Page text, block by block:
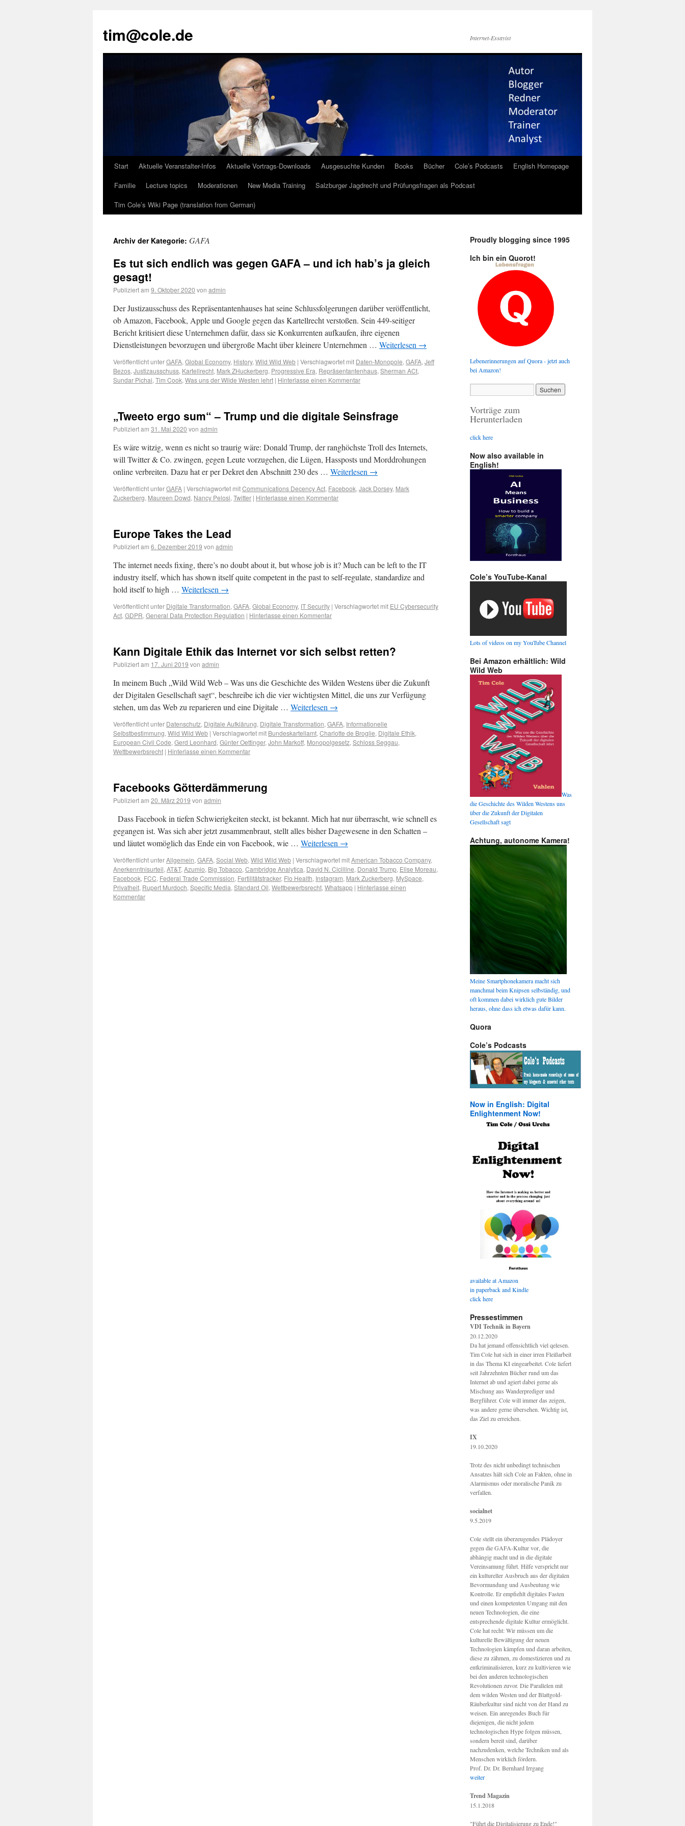
tim@cole.de Internet-Essayist
Start Aktuelle Veranstalter-Infos Aktuelle Vortrags-Downloads Ausgesuchte Kunden Books Bücher Cole’s Podcasts
English Homepage
Familie
Lecture topics Moderationen New Media Training
Salzburger Jagdrecht und Prüfungsfragen als Podcast
Tim Cole’s Wiki Page (translation from German)
Archiv der Kategorie: GAFA
Es tut sich endlich was gegen GAFA – und ich hab’s ja gleich
gesagt!
Publiziert am 9. Oktober 2020 von admin
Der Justizausschuss des Repräsentantenhauses hat seine Schlussfolgerungen darüber veröffentlicht,
ob Amazon, Facebook, Apple und Google gegen das Kartellrecht verstoßen. Sein 449-seitiger
Bericht kritisiert diese Unternehmen dafür, dass sie Konkurrenten aufkaufen, ihre eigenen
Dienstleistungen bevorzugen und übergroße Macht über kleinere Unternehmen … Weiterlesen →
Veröffentlicht unterGAFA, Global Economy, History, Wild Wild Web | Verschlagwortet mit Daten-Monopole, GAFA, Jeff
Bezos, Justizausschuss, Kartellrecht, Mark ZHuckerberg, Progressive Era, Repräsentantenhaus, Sherman ACt,
Sundar Pichai, Tim Cook, Was uns der Wilde Westen lehrt | Hinterlasse einen Kommentar
„Tweeto ergo sum“ – Trump und die digitale Seinsfrage
Publiziert am 31. Mai 2020 von admin
Es wäre witzig, wenn es nicht so traurig wäre: Donald Trump, der ranghöchste Troll des Internets,
will Twitter & Co. zwingen, gegen Leute vorzugehen, die Lügen, Hassposts und Morddrohungen
online verbreiten. Dazu hat er per Dekret den Abschnitt 230 des … Weiterlesen →
Veröffentlicht unterGAFA | Verschlagwortet mitCommunications Decency Act, Facebook, Jack Dorsey, Mark
Zuckerberg, Maureen Dowd, Nancy Pelosi, Twitter | Hinterlasse einen Kommentar
Europe Takes the Lead
Publiziert am 6. Dezember 2019 von admin
The internet needs fixing, there’s no doubt about it, but whose job is it? Much can be left to the IT
industry itself, which has shown itself quite competent in the past to self-regulate, standardize and
hold itself to high … Weiterlesen →
Veröffentlicht unter Digitale Transformation, GAFA, Global Economy, IT Security | Verschlagwortet mit EU Cybersecurity
Act, GDPR, General Data Protection Regulation | Hinterlasse einen Kommentar
Kann Digitale Ethik das Internet vor sich selbst retten?
Publiziert am 17. Juni 2019 von admin
In meinem Buch „Wild Wild Web – Was uns die Geschichte des Wilden Westens über die Zukunft
der Digitalen Gesellschaft sagt“, beschreibe ich die vier wichtigsten Mittel, die uns zur Verfügung
stehen, um das Web zu reparieren und eine Digitale … Weiterlesen →
Veröffentlicht unter Datenschutz, Digitale Aufklärung, Digitale Transformation, GAFA, Informationelle
Selbstbestimmung, Wild Wild Web | Verschlagwortet mit Bundeskartellamt, Charlotte de Broglie, Digitale Ethik,
European Civil Code, Gerd Leonhard, Günter Oettinger, John Markoff, Monopolgesetz, Schloss Seggau,
Wettbewerbsrecht | Hinterlasse einen Kommentar
Facebooks Götterdämmerung
Publiziert am 20. März 2019 von admin
Dass Facebook in tiefen Schwierigkeiten steckt, ist bekannt. Mich hat nur überrascht, wie schnell es
gegangen ist. Was sich aber jetzt zusammenbraut, stellt alles bisher Dagewesene in den Schatten –
und läutet womöglich das Ende ein von Facebook, wie … Weiterlesen →
Veröffentlicht unterAllgemein, GAFA, Social Web, Wild Wild Web | Verschlagwortet mitAmerican Tobacco Company,
Anerkenntnisurteil, AT&T, Azumio, Big Tobacco, Cambridge Analytica, David N. Cicilline, Donald Trump, Elise Moreau,
Facebook, FCC, Federal Trade Commission, Fertilitätstracker, Flo Health, Instagram, Mark Zuckerberg, MySpace,
Privatheit, Rupert Murdoch, Specific Media, Standard Oil, Wettbewerbsrecht, Whatsapp | Hinterlasse einen
Kommentar
Proudly blogging since 1995
Ich bin ein Quorot!
Lebenerinnerungen auf Quora - jetzt auch
bei Amazon!
Vorträge zum
Herunterladen
click here
Now also available in
English!
Cole’s YouTube-Kanal
Lots of videos on my YouTube Channel
Bei Amazon erhältlich: Wild
Wild Web
Was
die Geschichte des Wilden Westens uns
über die Zukunft der Digitalen
Gesellschaft sagt
Achtung, autonome Kamera!
Meine Smartphonekamera macht sich
manchmal beim Knipsen selbständig, und
oft kommen dabei wirklich gute Bilder
heraus, ohne dass ich etwas dafür kann.
Quora
Cole’s Podcasts
Now in English: Digital
Enlightenment Now!
available at Amazon
in paperback and Kindle
click here
Pressestimmen
VDI Technik in Bayern
20.12.2020
Da hat jemand offensichtlich viel qelesen.
Tim Cole hat sich in einer irren Fleißarbeit
in das Thema KI eingearbeitet. Cole liefert
seit Jahrzehnten Bücher rund um das
Internet ab und agiert dabei gerne als
Mischung aus Wanderprediger und
Bergführer. Cole will immer das zeigen,
was andere gerne übersehen. Wichtig ist,
das Ziel zu erreichen.
IX
19.10.2020
Trotz des nicht unbedingt technischen
Ansatzes hält sich Cole an Fakten, ohne in
Alarmismus oder moralische Panik zu
verfallen.
socialnet
9.5.2019
Cole stellt ein überzeugendes Plädoyer
gegen die GAFA-Kultur vor, die
abhängig macht und in die digitale
Vereinsamung führt. Hilfe verspricht nur
ein kultureller Ausbruch aus der digitalen
Bevormundung und Ausbeutung wie
Kontrolle. Er empfiehlt digitales Fasten
und einen kompetenten Umgang mit den
neuen Technologien, die eine
entsprechende digitale Kultur ermöglicht.
Cole hat recht: Wir müssen um die
kulturelle Bewältigung der neuen
Technologien kämpfen und daran arbeiten,
diese zu zähmen, zu domestizieren und zu
entkriminalisieren, kurz zu kultivieren wie
bei den anderen technologischen
Revolutionen zuvor. Die Parallelen mit
dem wilden Westen und der Blattgold-
Räuberkultur sind nicht von der Hand zu
weisen. Ein anregendes Buch für
diejenigen, die nicht jedem
technologischen Hype folgen müssen,
sondern bereit sind, darüber
nachzudenken, welche Techniken und als
Menschen wirklich fördern.
Prof. Dr. Dr. Bernhard Irrgang
weiter
Trend Magazin
15.1.2018
"Führt die Digitalisierung zu Ende!"